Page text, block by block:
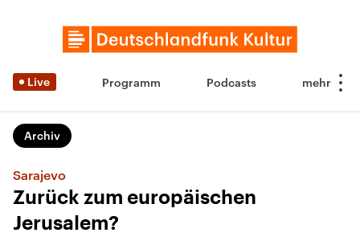
Live Programm Podcasts
Archiv
Sarajevo
Zurück zum europäischen
Jerusalem?